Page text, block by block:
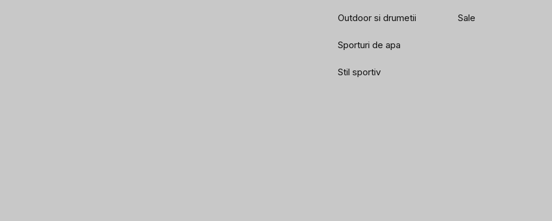
Outdoor si drumetii
Sporturi de apa
Stil sportiv
Sale